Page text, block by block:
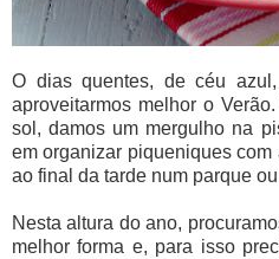
O dias quentes, de céu
aproveitarmos melhor o
sol, damos um mergulho na
em organizar piqueniques
ao final da tarde num parque
Nesta altura do ano,
melhor forma e, para isso